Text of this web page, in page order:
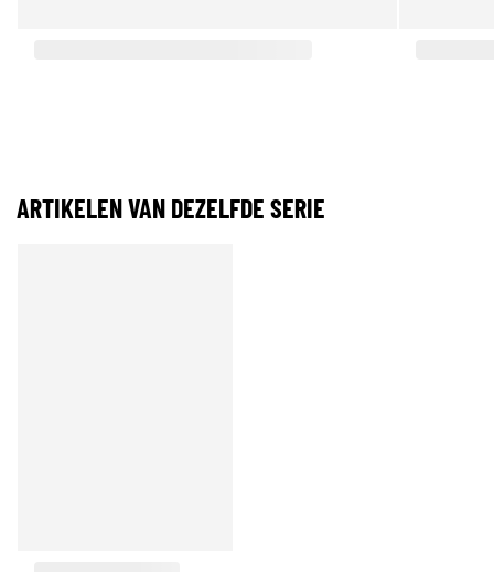
ARTIKELEN VAN DEZELFDE SERIE